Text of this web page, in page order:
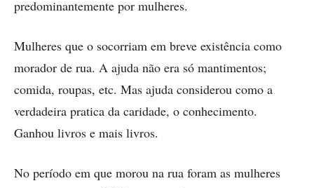
predominantemente por mulheres.
Mulheres que o socorriam em breve existência como
morador de rua. A ajuda não era só mantimentos;
comida, roupas, etc. Mas ajuda considerou como a
verdadeira pratica da caridade, o conhecimento.
Ganhou livros e mais livros.
No período em que morou na rua foram as mulheres